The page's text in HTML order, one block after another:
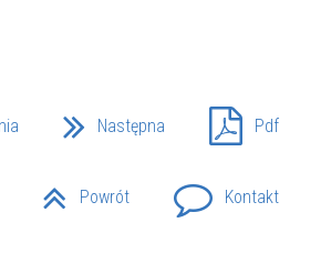
Następna Pdf
Powrót Kontakt